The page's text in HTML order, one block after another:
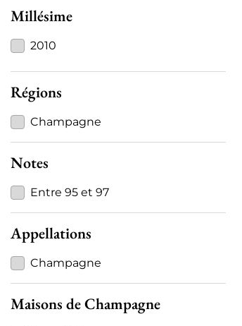
Millésime
2010
Régions
Champagne
Notes
Entre 95 et 97
Appellations
Champagne
Maisons de Champagne